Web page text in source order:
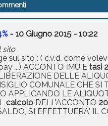
- 10 Giugno 2015 - 10:22
sito
sul sito : ( c.v.d. come
...) ACCONTO IMU E tasi
DELLE
COMUNALE CHE SI
APPLICANDO LE
calcolo DELL'ACCONTO
SI EFFETTUERA' IL